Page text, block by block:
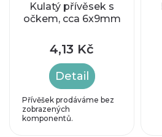
Kulatý přívěsek s
očkem, cca 6x9mm
4,13 Kč
Detail
Přívěšek prodáváme bez
zobrazených
komponentů.